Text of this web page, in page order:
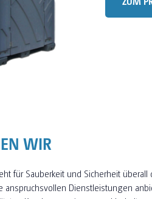
WIR
für Sauberkeit und Sicherheit
anspruchsvollen Dienstleistungen